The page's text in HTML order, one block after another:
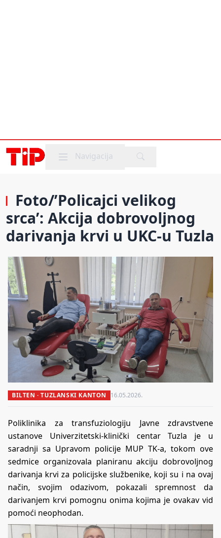
Mobile menu
Navigacija
Foto/’Policajci velikog
srca’: Akcija dobrovoljnog
darivanja krvi u UKC-u Tuzla
BILTEN · TUZLANSKI KANTON 16.05.2026.
Poliklinika za transfuziologiju Javne zdravstvene
ustanove Univerzitetski-klinički centar Tuzla je u
saradnji sa Upravom policije MUP TK-a, tokom ove
sedmice organizovala planiranu akciju dobrovoljnog
darivanja krvi za policijske službenike, koji su i na ovaj
način, svojim odazivom, pokazali spremnost da
darivanjem krvi pomognu onima kojima je ovakav vid
pomoći neophodan.